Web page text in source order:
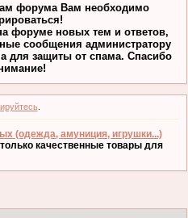
форума Вам необходимо
форуме новых тем и ответов,
сообщения администратору
для защиты от спама. Спасибо
.
(одежда, амуниция, игрушки...)
качественные товары для